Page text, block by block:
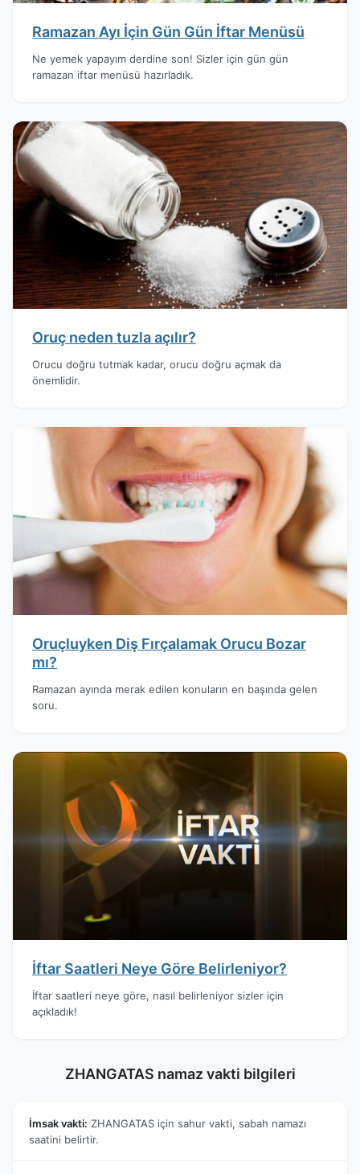
Ramazan Ayı İçin Gün Gün İftar Menüsü
Ne yemek yapayım derdine son! Sizler için gün gün
ramazan iftar menüsü hazırladık.
Oruç neden tuzla açılır?
Orucu doğru tutmak kadar, orucu doğru açmak da
önemlidir.
Oruçluyken Diş Fırçalamak Orucu Bozar
mı?
Ramazan ayında merak edilen konuların en başında gelen
soru.
İftar Saatleri Neye Göre Belirleniyor?
İftar saatleri neye göre, nasıl belirleniyor sizler için
açıkladık!
ZHANGATAS namaz vakti bilgileri
İmsak vakti: ZHANGATAS için sahur vakti, sabah namazı
saatini belirtir.